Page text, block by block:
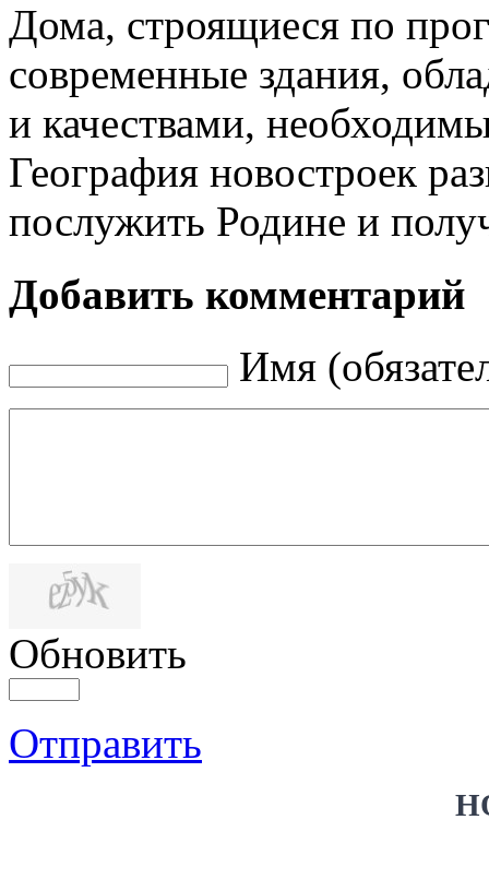
Дома, строящиеся по
современные здания,
и качествами,
География новостроек
послужить Родине и
Добавить комментарий
Имя
Обновить
Отправить